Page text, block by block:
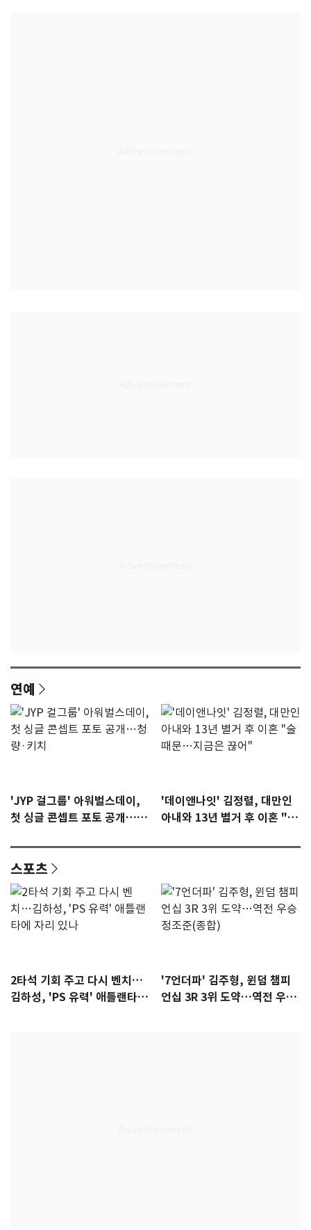
연예
'JYP 걸그룹' 아워벌스데이,
첫 싱글 콘셉트 포토 공개…청
'데이앤나잇' 김정렬, 대만인
아내와 13년 별거 후 이혼 "술
스포츠
2타석 기회 주고 다시 벤치…
김하성, 'PS 유력' 애틀랜타에
'7언더파' 김주형, 윈덤 챔피
언십 3R 3위 도약…역전 우승